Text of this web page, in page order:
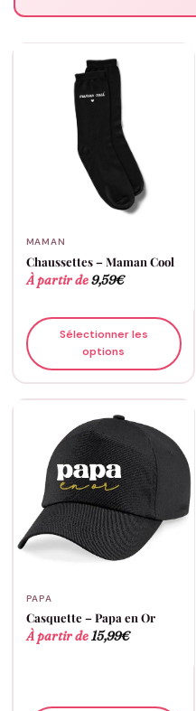
MAMAN
Chaussettes – Maman Cool
À partir de9,59€
Sélectionner les
options
PAPA
Casquette – Papa en Or
À partir de15,99€